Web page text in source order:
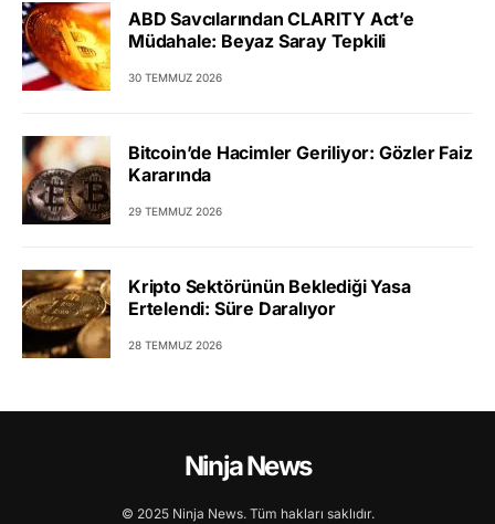
ABD Savcılarından CLARITY Act’e
Müdahale: Beyaz Saray Tepkili
30 TEMMUZ 2026
Bitcoin’de Hacimler Geriliyor: Gözler Faiz
Kararında
29 TEMMUZ 2026
Kripto Sektörünün Beklediği Yasa
Ertelendi: Süre Daralıyor
28 TEMMUZ 2026
Ninja News
© 2025 Ninja News. Tüm hakları saklıdır.